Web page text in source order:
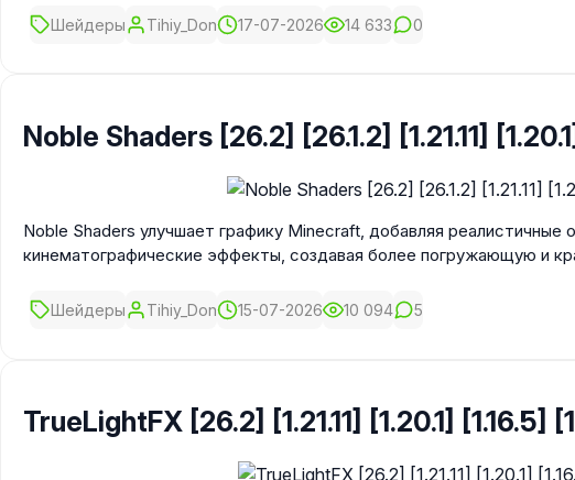
Шейдеры Tihiy_Don 17-07-2026 14 633 0
Noble Shaders [26.2] [26.1.2] [1.21.11]
Noble Shaders улучшает графику Minecraft, добавляя реалистичные
кинематографические эффекты, создавая более погружающую и
Шейдеры Tihiy_Don 15-07-2026 10 094 5
TrueLightFX [26.2] [1.21.11] [1.20.1] [1.16.5]